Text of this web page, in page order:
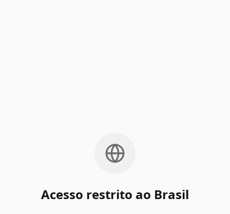
Acesso restrito ao Brasil